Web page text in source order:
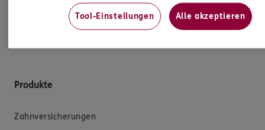
Mehr Informationen
Produkte
Zahnversicherungen
Tool-Einstellungen Alle akzeptieren